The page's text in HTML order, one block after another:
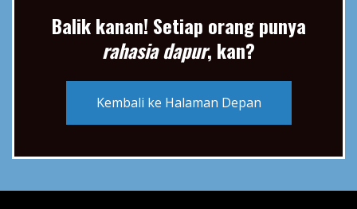
Balik kanan! Setiap orang punya
rahasia dapur, kan?
Kembali ke Halaman Depan